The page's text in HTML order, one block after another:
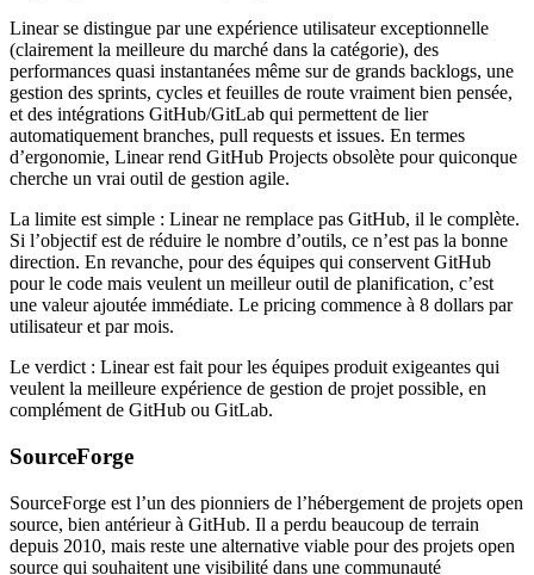
Linear se distingue par une expérience utilisateur exceptionnelle
(clairement la meilleure du marché dans la catégorie), des
performances quasi instantanées même sur de grands backlogs, une
gestion des sprints, cycles et feuilles de route vraiment bien pensée,
et des intégrations GitHub/GitLab qui permettent de lier
automatiquement branches, pull requests et issues. En termes
d’ergonomie, Linear rend GitHub Projects obsolète pour quiconque
cherche un vrai outil de gestion agile.
La limite est simple : Linear ne remplace pas GitHub, il le complète.
Si l’objectif est de réduire le nombre d’outils, ce n’est pas la bonne
direction. En revanche, pour des équipes qui conservent GitHub
pour le code mais veulent un meilleur outil de planification, c’est
une valeur ajoutée immédiate. Le pricing commence à 8 dollars par
utilisateur et par mois.
Le verdict : Linear est fait pour les équipes produit exigeantes qui
veulent la meilleure expérience de gestion de projet possible, en
complément de GitHub ou GitLab.
SourceForge
SourceForge est l’un des pionniers de l’hébergement de projets open
source, bien antérieur à GitHub. Il a perdu beaucoup de terrain
depuis 2010, mais reste une alternative viable pour des projets open
source qui souhaitent une visibilité dans une communauté